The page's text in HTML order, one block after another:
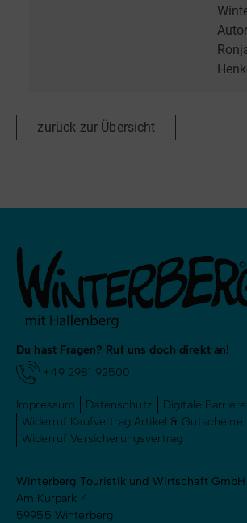
zurück zur Übersicht
Du hast Fragen? Ruf uns doch direkt an!
+49 2981 92500
Impressum Datenschutz
Digitale
Widerruf Kaufvertrag Artikel & Gutscheine
Widerruf Versicherungsvertrag
Winterberg Touristik und Wirtschaft GmbH
Am Kurpark 4
59955 Winterberg